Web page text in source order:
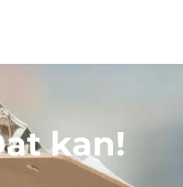
kan!